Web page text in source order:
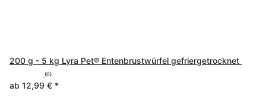
200 g - 5 kg Lyra Pet® Entenbrustwürfel gefriergetrocknet
(0)
ab 12,99 € *